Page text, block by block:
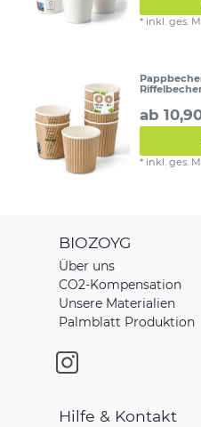
* inkl. ges.
ab
* inkl. ges.
BIOZOYG
Über uns
CO2-Kompensation
Unsere Materialien
Palmblatt Produktion
Hilfe & Kontakt